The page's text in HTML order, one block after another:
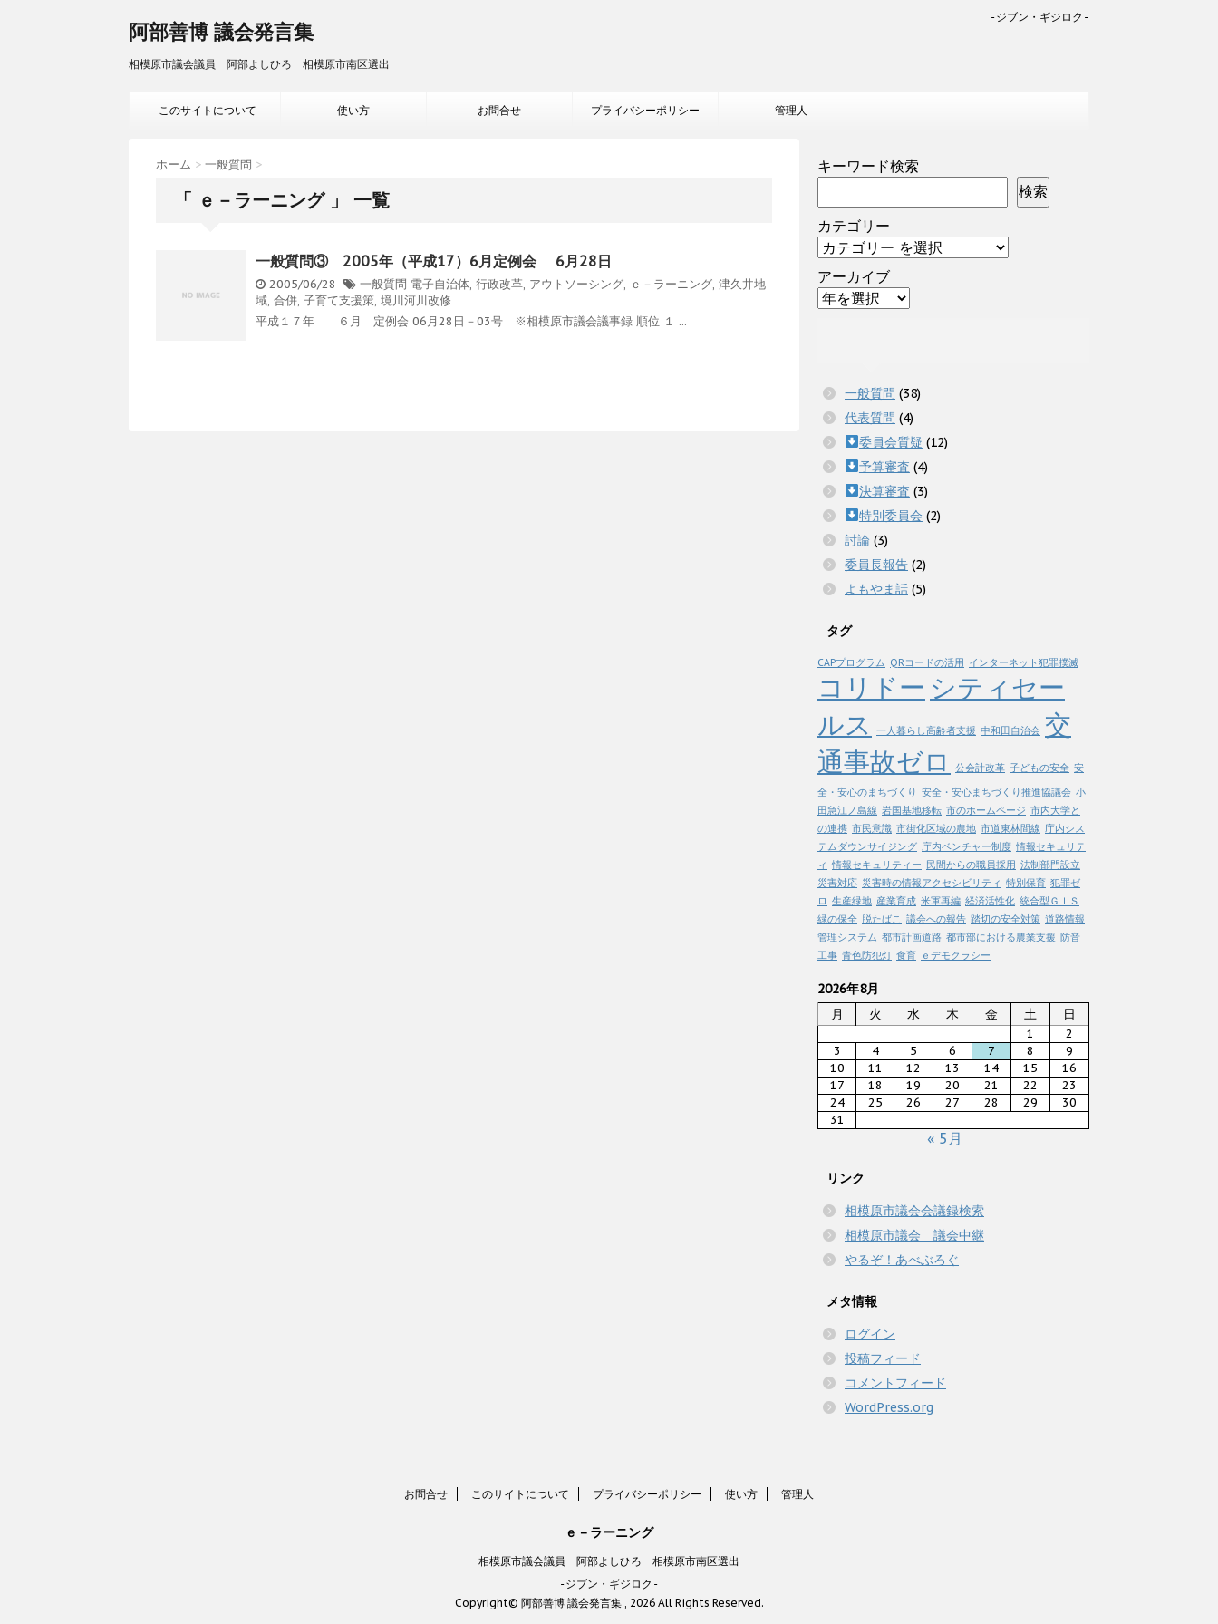
阿部善博 議会発言集
相模原市議会議員 阿部よしひろ 相模原市南区選出
-ジブン・ギジロク-
このサイトについて 使い方 お問合せ プライバシーポリシー 管理人
ホーム > 一般質問 >
「 ｅ－ラーニング 」 一覧
一般質問③ 2005年（平成17）6月定例会 6月28日
2005/06/28 一般質問 電子自治体, 行政改革, アウトソーシング, ｅ－ラーニング, 津久井地
域, 合併, 子育て支援策, 境川河川改修
平成１７年 ６月 定例会 06月28日－03号 ※相模原市議会議事録 順位 １ ...
キーワード検索
検索
カテゴリー
アーカイブ
一般質問 (38)
代表質問 (4)
委員会質疑 (12)
予算審査 (4)
決算審査 (3)
特別委員会 (2)
討論 (3)
委員長報告 (2)
よもやま話 (5)
タグ
CAPプログラム QRコードの活用 インターネット犯罪撲滅
コリドー シティセー
ルス
一人暮らし高齢者支援 中和田自治会 交
通事故ゼロ
公会計改革 子どもの安全 安
全・安心のまちづくり 安全・安心まちづくり推進協議会 小
田急江ノ島線 岩国基地移転 市のホームページ 市内大学と
の連携 市民意識 市街化区域の農地 市道東林間線 庁内シス
テムダウンサイジング 庁内ベンチャー制度 情報セキュリテ
ィ 情報セキュリティー 民間からの職員採用 法制部門設立
災害対応 災害時の情報アクセシビリティ 特別保育 犯罪ゼ
ロ 生産緑地 産業育成 米軍再編 経済活性化 統合型ＧＩＳ
緑の保全 脱たばこ 議会への報告 踏切の安全対策 道路情報
管理システム 都市計画道路 都市部における農業支援 防音
工事 青色防犯灯 食育 ｅデモクラシー
2026年8月
月
火 水 木 金 土 日
1
2
3
4 5 6 7 8
9
10
11 12 13 14 15
16
17
18 19 20 21 22
23
24
25 26 27 28 29
30
31
« 5月
リンク
相模原市議会会議録検索
相模原市議会 議会中継
やるぞ！あべぶろぐ
メタ情報
ログイン
投稿フィード
コメントフィード
WordPress.org
お問合せ このサイトについて プライバシーポリシー 使い方 管理人
ｅ－ラーニング
相模原市議会議員 阿部よしひろ 相模原市南区選出
-ジブン・ギジロク-
Copyright© 阿部善博 議会発言集 , 2026 All Rights Reserved.